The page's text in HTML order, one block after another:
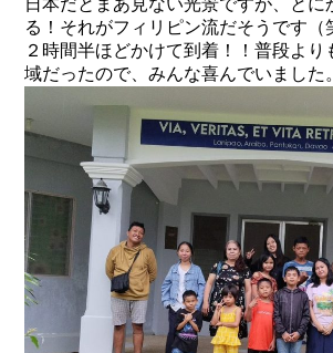
日本だとまあ見ない光景ですが、とに
る！それがフィリピン流だそうです（
２時間半ほどかけて到着！！普段より
域だったので、みんな喜んでいました。